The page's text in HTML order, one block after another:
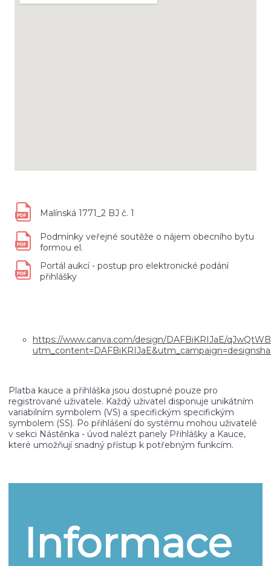
Malínská 1771_2 BJ č. 1
Podmínky veřejné soutěže o nájem obecního bytu
formou el.
Portál aukcí - postup pro elektronické podání
přihlášky
https://www.canva.com/design/DAFBiKRIJaE/
Platba kauce a přihláška jsou dostupné pouze pro
registrované uživatele. Každý uživatel disponuje unikátním
variabilním symbolem (VS) a specifickým specifickým
symbolem (SS). Po přihlášení do systému mohou uživatelé
v sekci Nástěnka - úvod nalézt panely Přihlášky a Kauce,
které umožňují snadný přístup k potřebným funkcím.
Informace